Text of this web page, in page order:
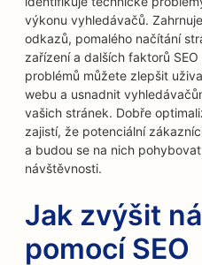
výkonu vyhledávačů.
odkazů, pomalého načítání
zařízení a dalších faktorů
problémů můžete zlepšit
webu a usnadnit
vašich stránek. Dobře
zajistí, že potenciální
a budou se na nich
návštěvnosti.
Jak zvýšit
pomocí SEO